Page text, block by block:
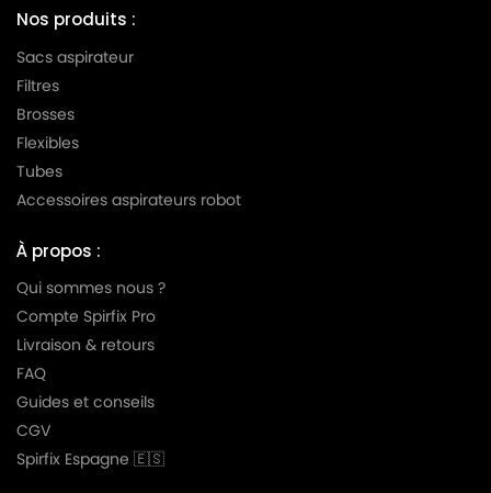
Nos produits :
Sacs aspirateur
Filtres
Brosses
Flexibles
Tubes
Accessoires aspirateurs robot
À propos :
Qui sommes nous ?
Compte Spirfix Pro
Livraison & retours
FAQ
Guides et conseils
CGV
Spirfix Espagne 🇪🇸